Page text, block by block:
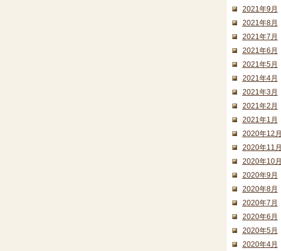
2021年9月
2021年8月
2021年7月
2021年6月
2021年5月
2021年4月
2021年3月
2021年2月
2021年1月
2020年12月
2020年11月
2020年10月
2020年9月
2020年8月
2020年7月
2020年6月
2020年5月
2020年4月